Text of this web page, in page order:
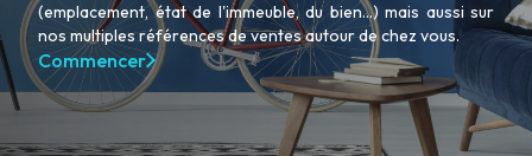
(emplacement, état de l'immeuble, du bien...) mais aussi sur
nos multiples références de ventes autour de chez vous.
Commencer